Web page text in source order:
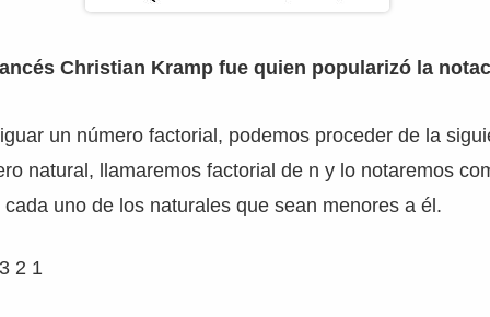
Christian Kramp fue quien popularizó la
un número factorial, podemos proceder de la
natural, llamaremos factorial de n y lo notaremos
uno de los naturales que sean menores a él.
2 1